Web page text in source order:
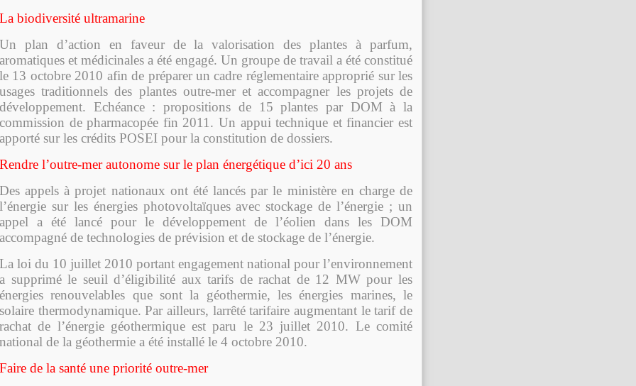
La biodiversité ultramarine
Un plan d’action en faveur de la valorisation des plantes à parfum,
aromatiques et médicinales a été engagé. Un groupe de travail a été constitué
le 13 octobre 2010 afin de préparer un cadre réglementaire approprié sur les
usages traditionnels des plantes outre-mer et accompagner les projets de
développement. Echéance : propositions de 15 plantes par DOM à la
commission de pharmacopée fin 2011. Un appui technique et financier est
apporté sur les crédits POSEI pour la constitution de dossiers.
Rendre l’outre-mer autonome sur le plan énergétique d’ici 20 ans
Des appels à projet nationaux ont été lancés par le ministère en charge de
l’énergie sur les énergies photovoltaïques avec stockage de l’énergie ; un
appel a été lancé pour le développement de l’éolien dans les DOM
accompagné de technologies de prévision et de stockage de l’énergie.
La loi du 10 juillet 2010 portant engagement national pour l’environnement
a supprimé le seuil d’éligibilité aux tarifs de rachat de 12 MW pour les
énergies renouvelables que sont la géothermie, les énergies marines, le
solaire thermodynamique. Par ailleurs, larrêté tarifaire augmentant le tarif de
rachat de l’énergie géothermique est paru le 23 juillet 2010. Le comité
national de la géothermie a été installé le 4 octobre 2010.
Faire de la santé une priorité outre-mer